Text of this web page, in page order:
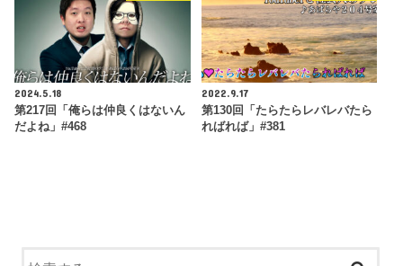
2024.5.18
第217回「俺らは仲良くはないん
だよね」#468
2022.9.17
第130回「たらたらレバレバたら
ればれば」#381